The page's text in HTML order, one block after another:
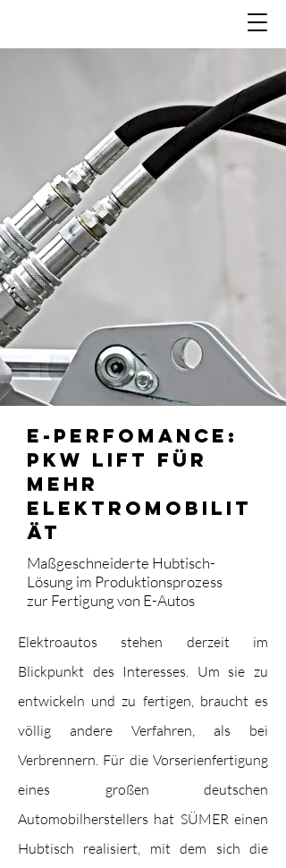
E-Perfomance:
PKW Lift für
mehr
Elektromobilit
ät
Maßgeschneiderte Hubtisch-
Lösung im Produktionsprozess
zur Fertigung von E-Autos
Elektroautos stehen derzeit im
Blickpunkt des Interesses. Um sie zu
entwickeln und zu fertigen, braucht es
völlig andere Verfahren, als bei
Verbrennern. Für die Vorserienfertigung
eines großen deutschen
Automobilherstellers hat SÜMER einen
Hubtisch realisiert, mit dem sich die